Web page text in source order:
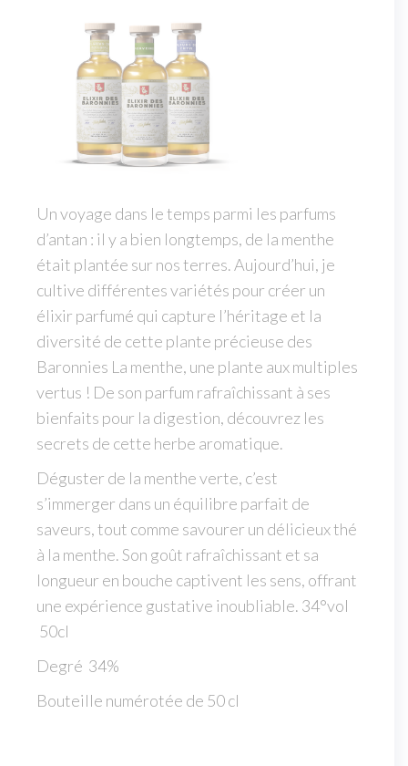
Un voyage dans le temps parmi les parfums
d’antan : il y a bien longtemps, de la menthe
était plantée sur nos terres. Aujourd’hui, je
cultive différentes variétés pour créer un
élixir parfumé qui capture l’héritage et la
diversité de cette plante précieuse des
Baronnies La menthe, une plante aux multiples
vertus ! De son parfum rafraîchissant à ses
bienfaits pour la digestion, découvrez les
secrets de cette herbe aromatique.
Déguster de la menthe verte, c’est
s’immerger dans un équilibre parfait de
saveurs, tout comme savourer un délicieux thé
à la menthe. Son goût rafraîchissant et sa
longueur en bouche captivent les sens, offrant
une expérience gustative inoubliable. 34°vol
50cl
Degré 34%
Bouteille numérotée de 50 cl